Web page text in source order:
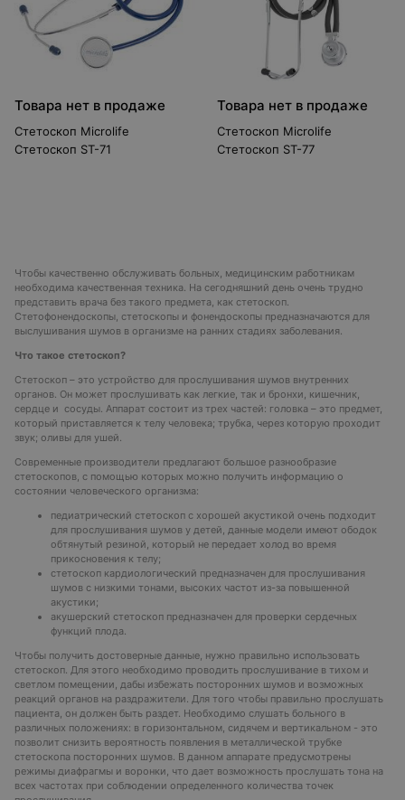
Товара нет в продаже
Стетоскоп Microlife
Стетоскоп ST-71
Товара нет в продаже
Стетоскоп Microlife
Стетоскоп ST-77
Чтобы качественно обслуживать больных, медицинским работникам
необходима качественная техника. На сегодняшний день очень трудно
представить врача без такого предмета, как стетоскоп.
Стетофонендоскопы, стетоскопы и фонендоскопы предназначаются для
выслушивания шумов в организме на ранних стадиях заболевания.
Что такое стетоскоп?
Стетоскоп – это устройство для прослушивания шумов внутренних
органов. Он может прослушивать как легкие, так и бронхи, кишечник,
сердце и сосуды. Аппарат состоит из трех частей: головка – это предмет,
который приставляется к телу человека; трубка, через которую проходит
звук; оливы для ушей.
Современные производители предлагают большое разнообразие
стетоскопов, с помощью которых можно получить информацию о
состоянии человеческого организма:
педиатрический стетоскоп с хорошей акустикой очень подходит
для прослушивания шумов у детей, данные модели имеют ободок
обтянутый резиной, который не передает холод во время
прикосновения к телу;
стетоскоп кардиологический предназначен для прослушивания
шумов с низкими тонами, высоких частот из-за повышенной
акустики;
акушерский стетоскоп предназначен для проверки сердечных
функций плода.
Чтобы получить достоверные данные, нужно правильно использовать
стетоскоп. Для этого необходимо проводить прослушивание в тихом и
светлом помещении, дабы избежать посторонних шумов и возможных
реакций органов на раздражители. Для того чтобы правильно прослушать
пациента, он должен быть раздет. Необходимо слушать больного в
различных положениях: в горизонтальном, сидячем и вертикальном - это
позволит снизить вероятность появления в металлической трубке
стетоскопа посторонних шумов. В данном аппарате предусмотрены
режимы диафрагмы и воронки, что дает возможность прослушать тона на
всех частотах при соблюдении определенного количества точек